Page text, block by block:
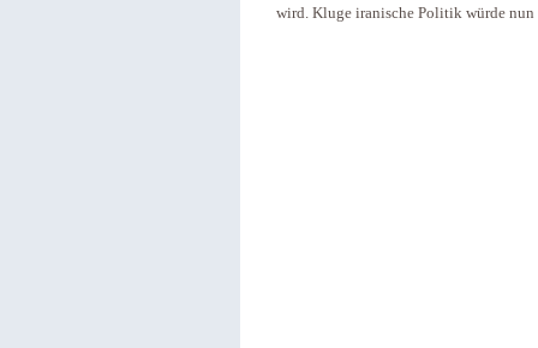
wird. Kluge iranische Politik würde nun